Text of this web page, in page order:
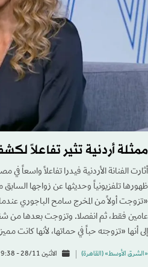
ممثلة أردنية تثير تفاعلاً
أثارت الفنانة الأردنية فيدرا تفاعلاً واسعاً
ظهورها تلفزيونياً وحديثها عن زواجها
عامين فقط، ثم انفصلا. وتزوجت بعدها من
إلى أنها «تزوجته حباً في حماتها، لأنها
«الشرق الأوسط» (القاهرة) الاثنين 28/11 - 19:38